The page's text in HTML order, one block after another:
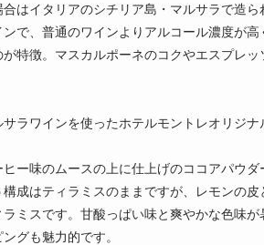
合はイタリアのシチリア島・マルサラで造
ンで、普通のワインよりアルコール濃度が
が特徴。マスカルポーネのコクやエスプレ
サラワインを使ったホテルモントレオリジ
ヒー味のムースの上に仕上げのココアパウ
構成はティラミスのままですが、レモンの
ミスです。甘酸っぱい味と爽やかな色味
グも魅力的です。